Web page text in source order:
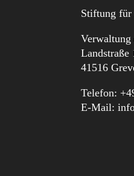
Stiftung
Landstraße
41516
Telefon:
E-Mail: